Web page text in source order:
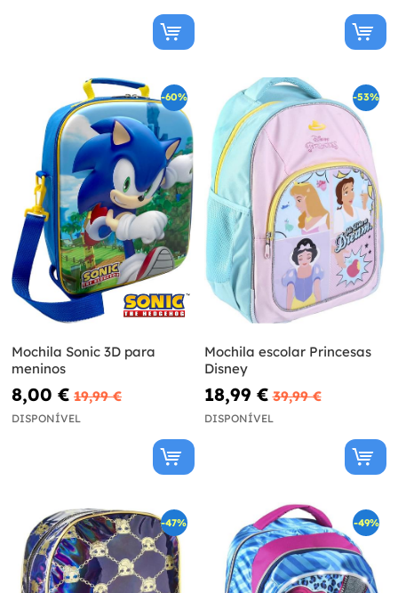
-60%
Mochila Sonic 3D para
meninos
8,00 € 19,99 €
DISPONÍVEL
-53%
Mochila escolar Princesas
Disney
18,99 € 39,99 €
DISPONÍVEL
-47% -49%